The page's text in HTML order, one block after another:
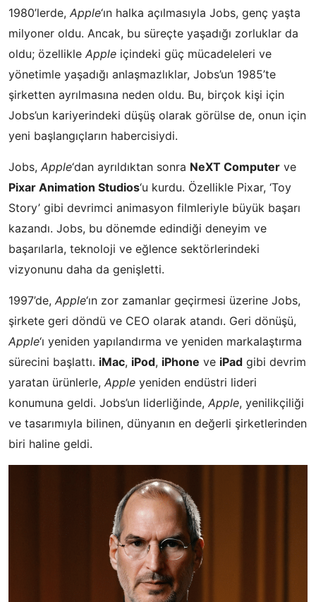
1980’lerde, Apple‘ın halka açılmasıyla Jobs, genç yaşta
milyoner oldu. Ancak, bu süreçte yaşadığı zorluklar da
oldu; özellikle Apple içindeki güç mücadeleleri ve
yönetimle yaşadığı anlaşmazlıklar, Jobs’un 1985’te
şirketten ayrılmasına neden oldu. Bu, birçok kişi için
Jobs’un kariyerindeki düşüş olarak görülse de, onun için
yeni başlangıçların habercisiydi.
Jobs, Apple‘dan ayrıldıktan sonra NeXT Computer ve
Pixar Animation Studios‘u kurdu. Özellikle Pixar, ‘Toy
Story’ gibi devrimci animasyon filmleriyle büyük başarı
kazandı. Jobs, bu dönemde edindiği deneyim ve
başarılarla, teknoloji ve eğlence sektörlerindeki
vizyonunu daha da genişletti.
1997’de, Apple‘ın zor zamanlar geçirmesi üzerine Jobs,
şirkete geri döndü ve CEO olarak atandı. Geri dönüşü,
Apple‘ı yeniden yapılandırma ve yeniden markalaştırma
sürecini başlattı. iMac, iPod, iPhone ve iPad gibi devrim
yaratan ürünlerle, Apple yeniden endüstri lideri
konumuna geldi. Jobs’un liderliğinde, Apple, yenilikçiliği
ve tasarımıyla bilinen, dünyanın en değerli şirketlerinden
biri haline geldi.